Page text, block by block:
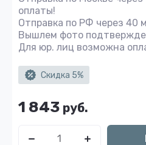
оплаты!
Отправка по РФ через 40
Вышлем фото
Для юр. лиц возможна
Скидка 5%
1 843 руб.